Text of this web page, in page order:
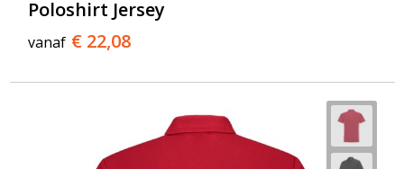
Poloshirt Jersey
vanaf € 22,08